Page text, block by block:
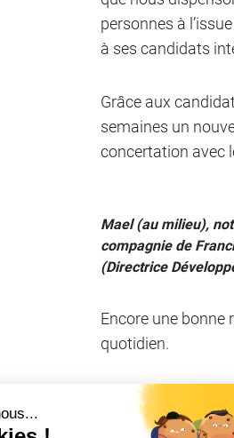
personnes à
à ses candidats
Grâce aux
semaines un
concertation avec
Mael (au milieu),
compagnie de
(Directrice
Encore une bonne
quotidien.
Partager sur